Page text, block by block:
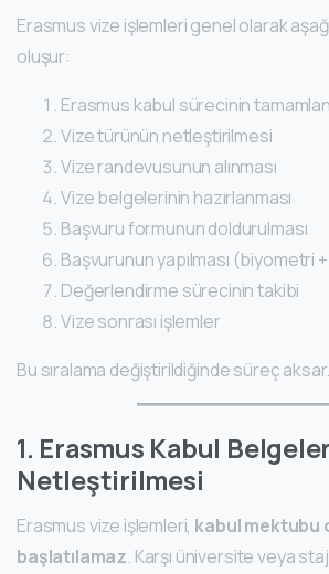
Erasmus vize işlemleri genel olarak
oluşur:
Erasmus kabul sürecinin
Vize türünün netleştirilmesi
Vize randevusunun alınması
Vize belgelerinin hazırlanması
Başvuru formunun doldurulması
Başvurunun yapılması (biyometri
Değerlendirme sürecinin takibi
Vize sonrası işlemler
Bu sıralama değiştirildiğinde süreç aksar.
1. Erasmus Kabul
Netleştirilmesi
Erasmus vize işlemleri, kabul mektubu
başlatılamaz. Karşı üniversite veya